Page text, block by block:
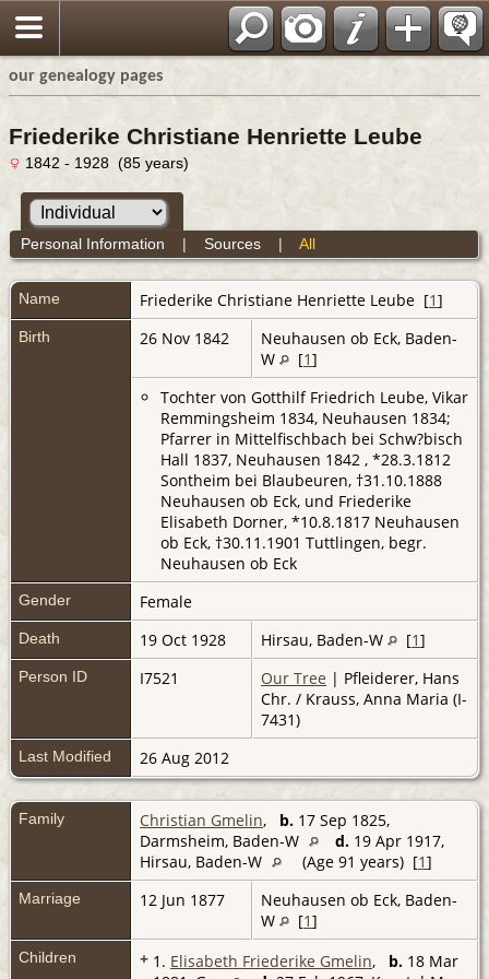
our genealogy pages
Friederike Christiane Henriette Leube
1842 - 1928 (85 years)
Personal Information | Sources| All
Name Friederike Christiane Henriette Leube [1]
Birth 26 Nov 1842
Neuhausen ob Eck, Baden-
W
[1]
Tochter von Gotthilf Friedrich Leube, Vikar
Remmingsheim 1834, Neuhausen 1834;
Pfarrer in Mittelfischbach bei Schw?bisch
Hall 1837, Neuhausen 1842 , *28.3.1812
Sontheim bei Blaubeuren, †31.10.1888
Neuhausen ob Eck, und Friederike
Elisabeth Dorner, *10.8.1817 Neuhausen
ob Eck, †30.11.1901 Tuttlingen, begr.
Neuhausen ob Eck
Gender Female
Death 19 Oct 1928 Hirsau, Baden-W [1]
Person ID I7521 Our Tree | Pfleiderer, Hans
Chr. / Krauss, Anna Maria (I-
7431)
Last Modified 26 Aug 2012
Family Christian Gmelin, b. 17 Sep 1825,
Darmsheim, Baden-W
d. 19 Apr 1917,
Hirsau, Baden-W
(Age 91 years) [1]
Marriage 12 Jun 1877
Neuhausen ob Eck, Baden-
W
[1]
Children + 1. Elisabeth Friederike Gmelin, b. 18 Mar